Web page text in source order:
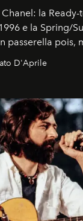
la Ready-
e la Spring/
passerella pois,
per la spiaggia
una dietro
più
D'Aprile